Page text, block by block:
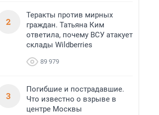
2
Теракты против мирных
граждан. Татьяна Ким
ответила, почему ВСУ атакует
склады Wildberries
89 979
3
Погибшие и пострадавшие.
Что известно о взрыве в
центре Москвы